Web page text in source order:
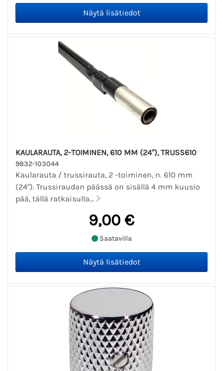
KAULARAUTA, 2-TOIMINEN, 610 MM (24"), TRUSS610
9832-103044
Kaularauta / trussirauta, 2 -toiminen, n. 610 mm
(24"). Trussiraudan päässä on sisällä 4 mm kuusio
pää, tällä ratkaisulla...
9,00 €
Saatavilla